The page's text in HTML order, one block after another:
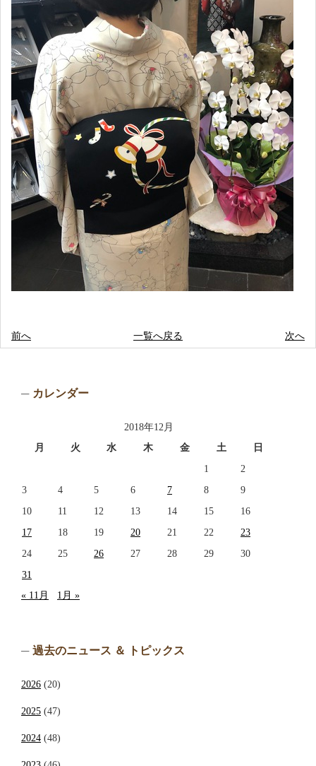
前へ 一覧へ戻る 次へ
カレンダー
2018年12月
月
火 水 木 金 土
日
1
2
3
4 5 6 7 8
9
10
11 12 13 14 15
16
17
18 19 20 21 22
23
24
25 26 27 28 29
30
31
« 11月
1月 »
過去のニュース ＆ トピックス
2026 (20)
2025 (47)
2024 (48)